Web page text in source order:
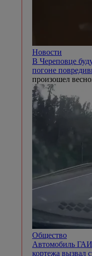
Новости
В Череповце
погоне
произошел
Общество
Автомобиль
кортежа вызвал